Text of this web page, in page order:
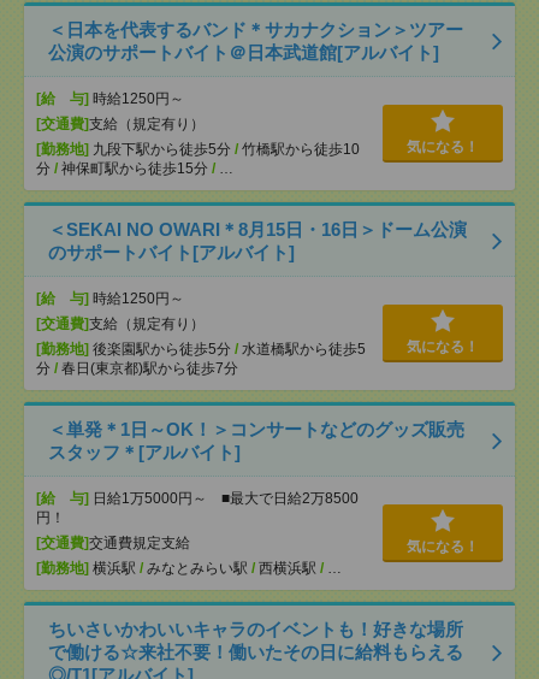
＜日本を代表するバンド＊サカナクション＞ツアー
公演のサポートバイト＠日本武道館[アルバイト]
[給 与] 時給1250円～
[交通費]支給（規定有り）
[勤務地] 九段下駅から徒歩5分 / 竹橋駅から徒歩10
分 / 神保町駅から徒歩15分 / …
気になる！
＜SEKAI NO OWARI＊8月15日・16日＞ドーム公演
のサポートバイト[アルバイト]
[給 与] 時給1250円～
[交通費]支給（規定有り）
[勤務地] 後楽園駅から徒歩5分 / 水道橋駅から徒歩5
分 / 春日(東京都)駅から徒歩7分
気になる！
＜単発＊1日～OK！＞コンサートなどのグッズ販売
スタッフ＊[アルバイト]
[給 与] 日給1万5000円～ ■最大で日給2万8500
円！
[交通費]交通費規定支給
[勤務地] 横浜駅 / みなとみらい駅 / 西横浜駅 / …
気になる！
ちいさいかわいいキャラのイベントも！好きな場所
で働ける☆来社不要！働いたその日に給料もらえる
◎/T1[アルバイト]